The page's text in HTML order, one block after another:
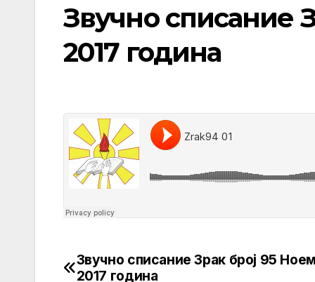
Звучно списание
2017 година
Post
Звучно списание Зрак број 95
2017 година